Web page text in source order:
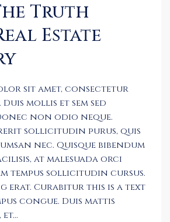
Truth
Estate
sit amet, consectetur
mollis et sem sed
non odio neque.
sollicitudin purus, quis
nec. Quisque bibendum
at malesuada orci
tempus sollicitudin cursus.
erat. Curabitur this is a text
congue. Duis mattis